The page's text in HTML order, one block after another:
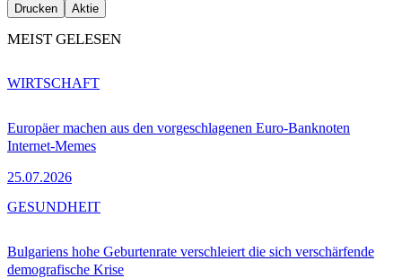
Drucken Aktie
MEIST GELESEN
Europäer machen aus den vorgeschlagenen Euro-Banknoten
Internet-Memes
25.07.2026
WIRTSCHAFT
Bulgariens hohe Geburtenrate verschleiert die sich verschärfende
demografische Krise
GESUNDHEIT